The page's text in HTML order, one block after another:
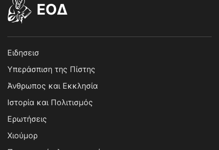
EOΔ
Ειδησεισ
Υπεράσπιση της Πίστης
Άνθρωπος και Εκκλησία
Ιστορία και Πολιτισμός
Ερωτήσεις
Χιούμορ